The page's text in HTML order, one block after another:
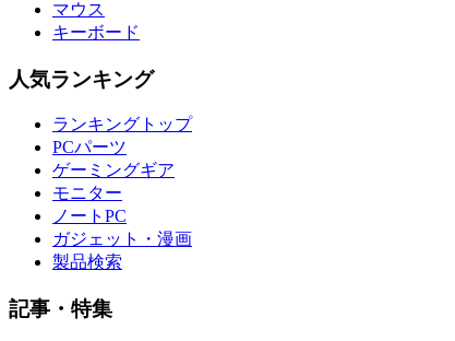
マウス
キーボード
人気ランキング
ランキングトップ
PCパーツ
ゲーミングギア
モニター
ノートPC
ガジェット・漫画
製品検索
記事・特集